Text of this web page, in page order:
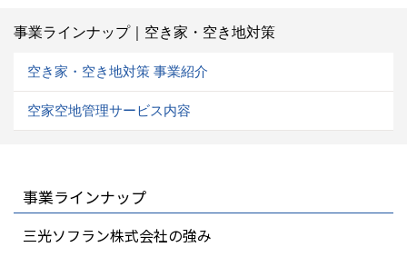
事業ラインナップ｜空き家・空き地対策
空き家・空き地対策 事業紹介
空家空地管理サービス内容
事業ラインナップ
三光ソフラン株式会社の強み